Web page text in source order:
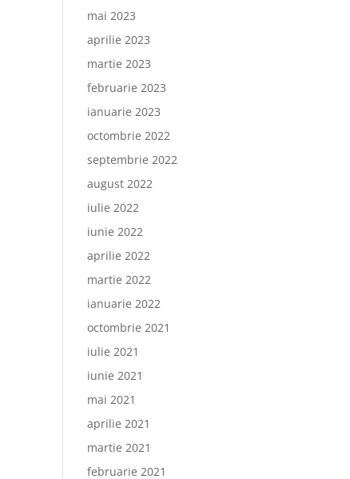
mai 2023
aprilie 2023
martie 2023
februarie 2023
ianuarie 2023
octombrie 2022
septembrie 2022
august 2022
iulie 2022
iunie 2022
aprilie 2022
martie 2022
ianuarie 2022
octombrie 2021
iulie 2021
iunie 2021
mai 2021
aprilie 2021
martie 2021
februarie 2021